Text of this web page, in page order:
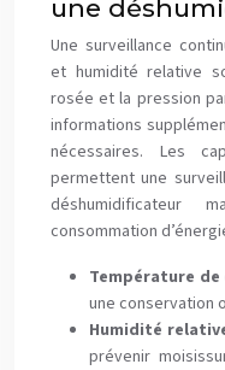
une
Une surveillance
et humidité relative
rosée et la pression
informations
nécessaires. Les
permettent une
déshumidificateur
consommation
Température
une conservation
Humidité
prévenir